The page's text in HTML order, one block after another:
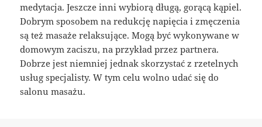
medytacja. Jeszcze inni wybiorą długą, gorącą kąpiel.
Dobrym sposobem na redukcję napięcia i zmęczenia
są też masaże relaksujące. Mogą być wykonywane w
domowym zaciszu, na przykład przez partnera.
Dobrze jest niemniej jednak skorzystać z rzetelnych
usług specjalisty. W tym celu wolno udać się do
salonu masażu.